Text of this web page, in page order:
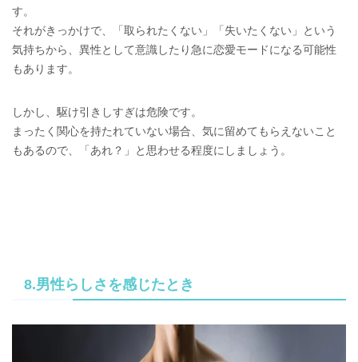
す。
それがきっかけで、「取られたくない」「失いたくない」という
気持ちから、異性として意識したり急に恋愛モードになる可能性
もあります。
しかし、駆け引きしすぎは危険です。
まったく関心を持たれていない場合、気に留めてもらえないこと
もあるので、「あれ？」と思わせる程度にしましょう。
8.男性らしさを感じたとき